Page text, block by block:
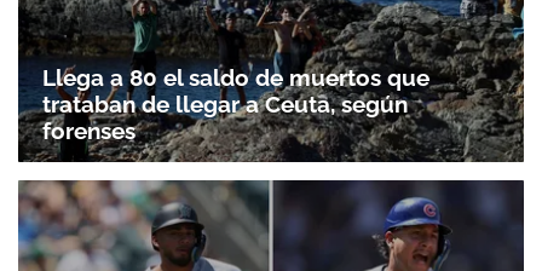
Llega a 80 el saldo de muertos que
trataban de llegar a Ceuta, según
forenses